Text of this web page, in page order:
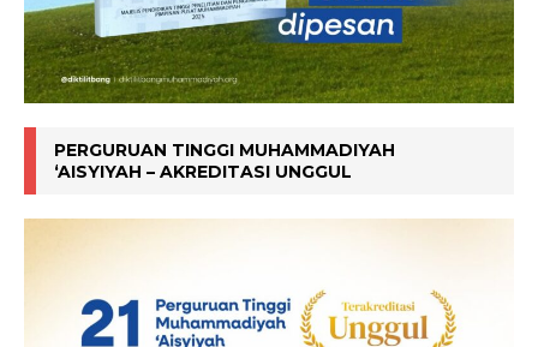
PERGURUAN TINGGI MUHAMMADIYAH
‘AISYIYAH – AKREDITASI UNGGUL